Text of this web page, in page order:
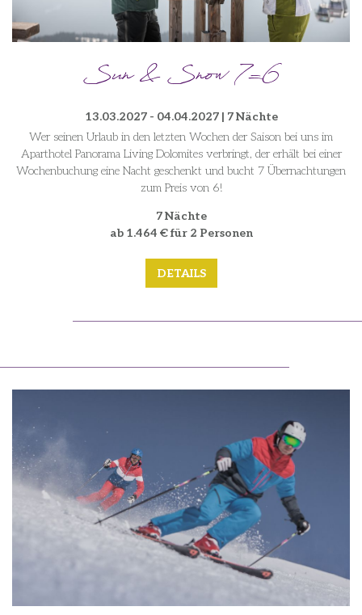
Sun & Snow 7=6
13.03.2027 - 04.04.2027 | 7 Nächte
Wer seinen Urlaub in den letzten Wochen der Saison bei uns im
Aparthotel Panorama Living Dolomites verbringt, der erhält bei einer
Wochenbuchung eine Nacht geschenkt und bucht 7 Übernachtungen
zum Preis von 6!
7 Nächte
ab 1.464 € für 2 Personen
DETAILS